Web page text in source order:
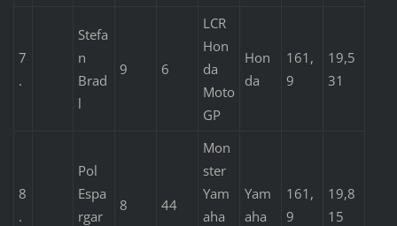
7
.
Stefa
n
Brad
l
9 6
LCR
Hon
da
Moto
GP
Hon
da
161,
9
19,5
31
8
.
Pol
Espa
rgar
8 44
Mon
ster
Yam
aha
Yam
aha
161,
9
19,8
15